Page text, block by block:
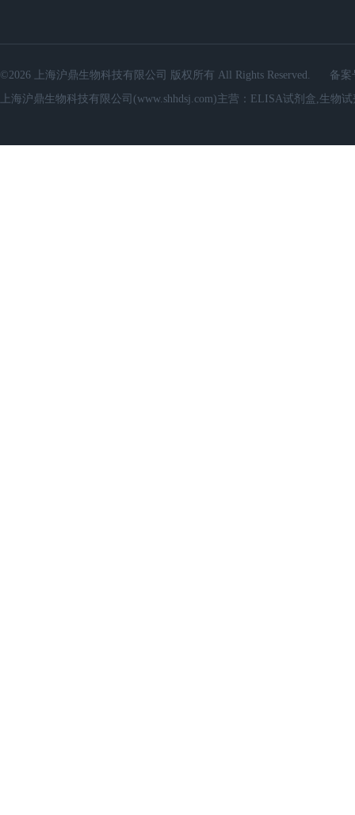
©2026 上海沪鼎生物科技有限公司 版权所有 All Rights Reserved.
备案
上海沪鼎生物科技有限公司(www.shhdsj.com)主营：ELISA试剂盒,生物